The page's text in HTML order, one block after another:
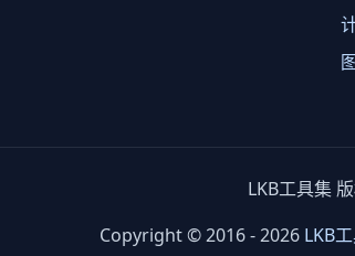
LKB工具集
Copyright © 2016 - 2026 LKB